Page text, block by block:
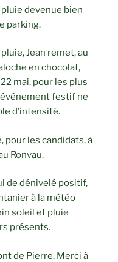
pluie devenue bien
parking.
Jean remet, au
en chocolat,
mai, pour les plus
festif ne
d’intensité.
pour les candidats, à
Ronvau.
de dénivelé positif,
à la météo
soleil et pluie
présents.
de Pierre. Merci à